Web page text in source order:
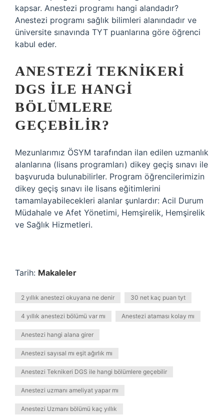
kapsar. Anestezi programı hangi alandadır?
Anestezi programı sağlık bilimleri alanındadır ve
üniversite sınavında TYT puanlarına göre öğrenci
kabul eder.
ANESTEZI TEKNIKERI
DGS ILE HANGI
BÖLÜMLERE
GEÇEBILIR?
Mezunlarımız ÖSYM tarafından ilan edilen uzmanlık
alanlarına (lisans programları) dikey geçiş sınavı ile
başvuruda bulunabilirler. Program öğrencilerimizin
dikey geçiş sınavı ile lisans eğitimlerini
tamamlayabilecekleri alanlar şunlardır: Acil Durum
Müdahale ve Afet Yönetimi, Hemşirelik, Hemşirelik
ve Sağlık Hizmetleri.
Tarih: Makaleler
2 yıllık anestezi okuyana ne denir 30 net kaç puan tyt
4 yıllık anestezi bölümü var mı Anestezi ataması kolay mı
Anestezi hangi alana girer
Anestezi sayısal mı eşit ağırlık mı
Anestezi Teknikeri DGS ile hangi bölümlere geçebilir
Anestezi uzmanı ameliyat yapar mı
Anestezi Uzmanı bölümü kaç yıllık